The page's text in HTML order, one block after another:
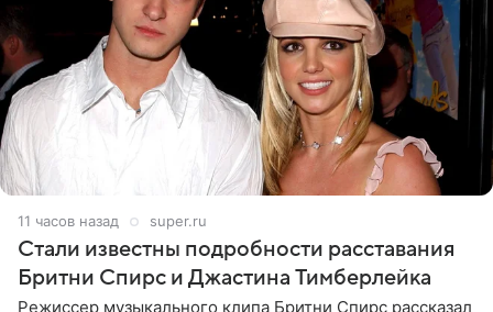
11 часов назад super.ru
Стали известны подробности расставания
Бритни Спирс и Джастина Тимберлейка
Режиссер музыкального клипа Бритни Спирс рассказал